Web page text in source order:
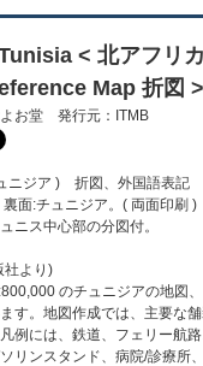
< 北アフリ
Map 折図 >
よお堂 発行元：ITMB
ニジア ) 折図、外国語表記
面:チュニジア。( 両面印刷 )
ニス中心部の分図付。
社より)
のチュニジアの地図
す。地図作成では、主要な
例には、鉄道、フェリー航
リンスタンド、病院/診療所